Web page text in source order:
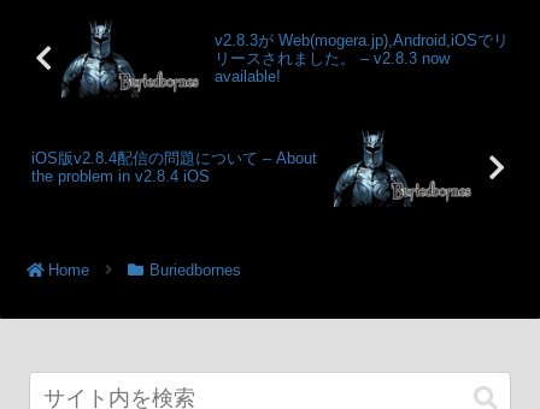
v2.8.3が Web(mogera.jp),Android,iOSでリ
リースされました。 – v2.8.3 now
available!
iOS版v2.8.4配信の問題について – About
the problem in v2.8.4 iOS
Home Buriedbornes